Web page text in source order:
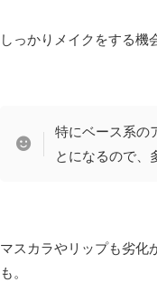
しっかりメイクをする機
特にベース系の
とになるので、
マスカラやリップも劣化
も。